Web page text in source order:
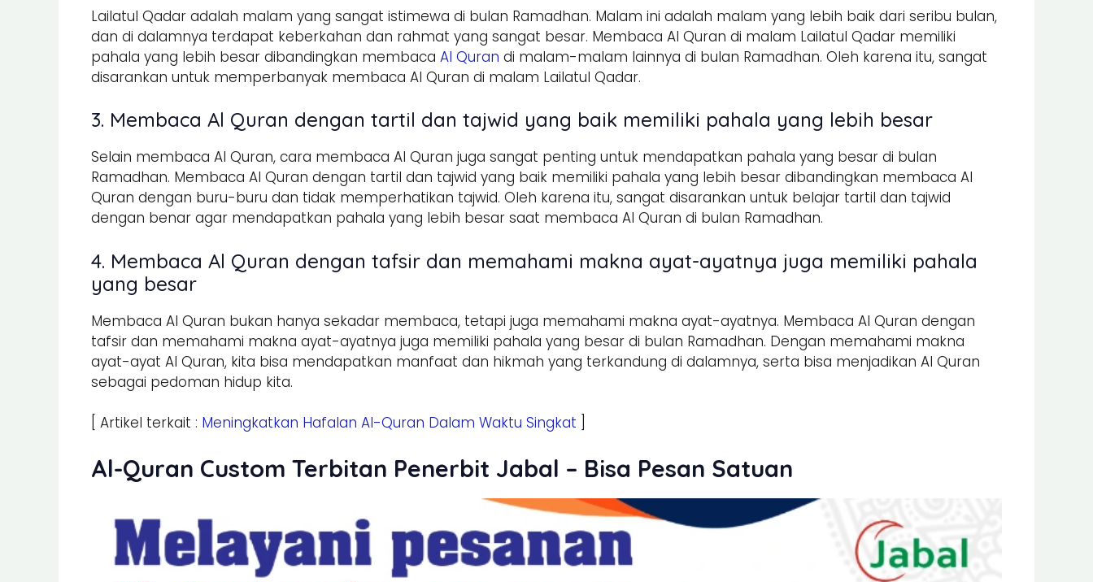
Lailatul Qadar adalah malam yang sangat istimewa di bulan Ramadhan. Malam ini adalah malam yang lebih baik dari seribu bulan,
dan di dalamnya terdapat keberkahan dan rahmat yang sangat besar. Membaca Al Quran di malam Lailatul Qadar memiliki
pahala yang lebih besar dibandingkan membaca Al Quran di malam-malam lainnya di bulan Ramadhan. Oleh karena itu, sangat
disarankan untuk memperbanyak membaca Al Quran di malam Lailatul Qadar.
3. Membaca Al Quran dengan tartil dan tajwid yang baik memiliki pahala yang lebih besar
Selain membaca Al Quran, cara membaca Al Quran juga sangat penting untuk mendapatkan pahala yang besar di bulan
Ramadhan. Membaca Al Quran dengan tartil dan tajwid yang baik memiliki pahala yang lebih besar dibandingkan membaca Al
Quran dengan buru-buru dan tidak memperhatikan tajwid. Oleh karena itu, sangat disarankan untuk belajar tartil dan tajwid
dengan benar agar mendapatkan pahala yang lebih besar saat membaca Al Quran di bulan Ramadhan.
4. Membaca Al Quran dengan tafsir dan memahami makna ayat-ayatnya juga memiliki pahala
yang besar
Membaca Al Quran bukan hanya sekadar membaca, tetapi juga memahami makna ayat-ayatnya. Membaca Al Quran dengan
tafsir dan memahami makna ayat-ayatnya juga memiliki pahala yang besar di bulan Ramadhan. Dengan memahami makna
ayat-ayat Al Quran, kita bisa mendapatkan manfaat dan hikmah yang terkandung di dalamnya, serta bisa menjadikan Al Quran
sebagai pedoman hidup kita.
[ Artikel terkait : Meningkatkan Hafalan Al-Quran Dalam Waktu Singkat
Al-Quran Custom Terbitan Penerbit Jabal – Bisa Pesan Satuan